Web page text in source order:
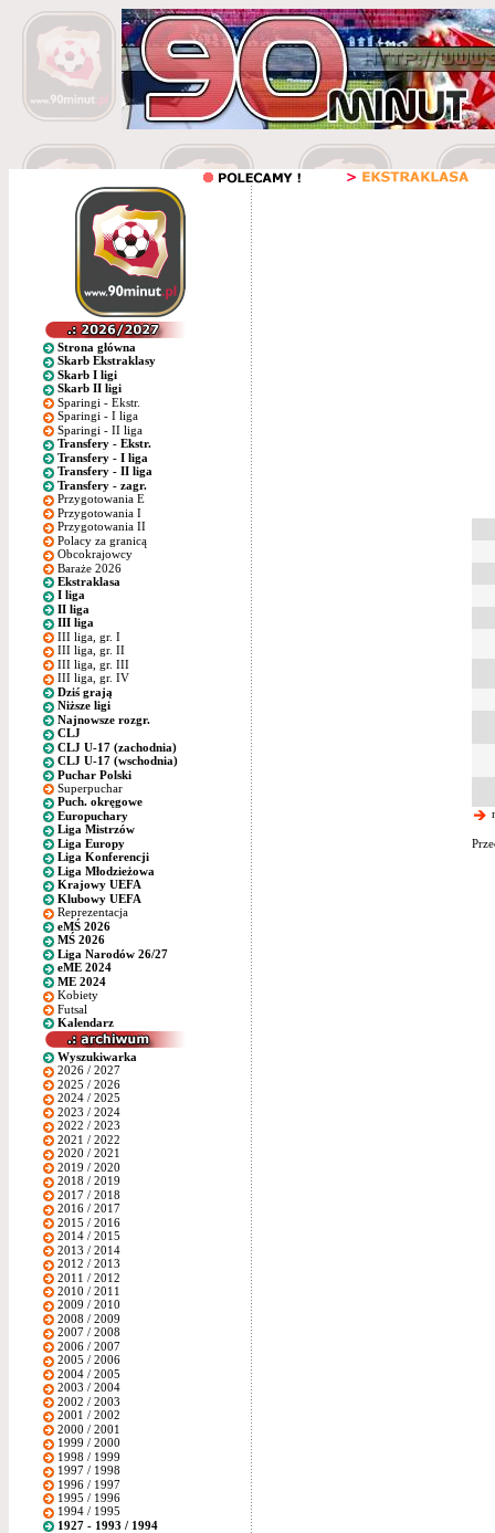
Strona główna
Skarb Ekstraklasy
Skarb I ligi
Skarb II ligi
Sparingi - Ekstr.
Sparingi - I liga
Sparingi - II liga
Transfery - Ekstr.
Transfery - I liga
Transfery - II liga
Transfery - zagr.
Przygotowania E
Przygotowania I
Przygotowania II
Polacy za granicą
Obcokrajowcy
Baraże 2026
Ekstraklasa
I liga
II liga
III liga
III liga, gr. I
III liga, gr. II
III liga, gr. III
III liga, gr. IV
Dziś grają
Niższe ligi
Najnowsze rozgr.
CLJ
CLJ U-17 (zachodnia)
CLJ U-17 (wschodnia)
Puchar Polski
Superpuchar
Puch. okręgowe
Europuchary
Liga Mistrzów
Liga Europy
Liga Konferencji
Liga Młodzieżowa
Krajowy UEFA
Klubowy UEFA
Reprezentacja
eMŚ 2026
MŚ 2026
Liga Narodów 26/27
eME 2024
ME 2024
Kobiety
Futsal
Kalendarz
Wyszukiwarka
2026 / 2027
2025 / 2026
2024 / 2025
2023 / 2024
2022 / 2023
2021 / 2022
2020 / 2021
2019 / 2020
2018 / 2019
2017 / 2018
2016 / 2017
2015 / 2016
2014 / 2015
2013 / 2014
2012 / 2013
2011 / 2012
2010 / 2011
2009 / 2010
2008 / 2009
2007 / 2008
2006 / 2007
2005 / 2006
2004 / 2005
2003 / 2004
2002 / 2003
2001 / 2002
2000 / 2001
1999 / 2000
1998 / 1999
1997 / 1998
1996 / 1997
1995 / 1996
1994 / 1995
1927 - 1993 / 1994